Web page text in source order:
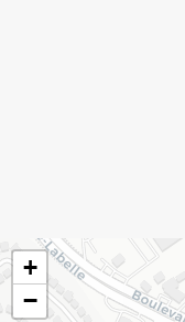
+
−